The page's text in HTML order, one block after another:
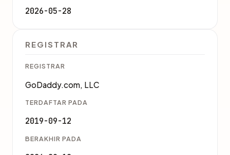
2026-05-28
REGISTRAR
REGISTRAR
GoDaddy.com, LLC
TERDAFTAR PADA
2019-09-12
BERAKHIR PADA